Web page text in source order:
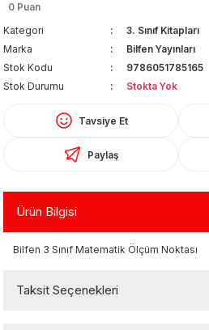
0 Puan
Kategori
3. Sınıf Kitapları
Marka
Bilfen Yayınları
Stok Kodu
9786051785165
Stok Durumu
Stokta Yok
Tavsiye Et
Paylaş
Ürün Bilgisi
Bilfen 3 Sınıf Matematik Ölçüm Noktası
Taksit Seçenekleri